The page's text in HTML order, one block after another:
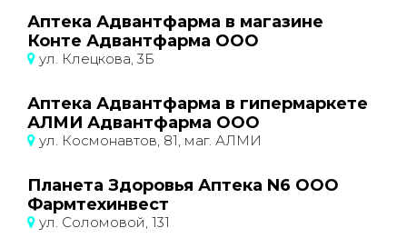
Аптека Адвантфарма в магазине
Конте Адвантфарма ООО
ул. Клецкова, 3Б
Аптека Адвантфарма в гипермаркете
АЛМИ Адвантфарма ООО
ул. Космонавтов, 81, маг. АЛМИ
Планета Здоровья Аптека N6 ООО
Фармтехинвест
ул. Соломовой, 131